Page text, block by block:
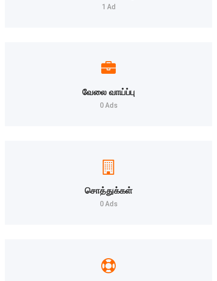
1 Ad
வேலை வாய்ப்பு
0 Ads
சொத்துக்கள்
0 Ads